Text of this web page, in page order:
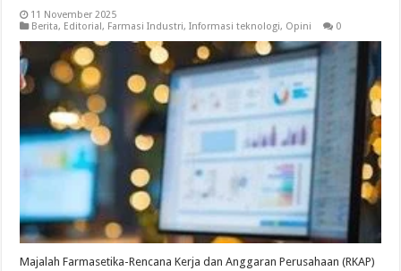
11 November 2025
Berita, Editorial, Farmasi Industri,Informasi teknologi, Opini 0
Majalah Farmasetika-Rencana Kerja dan Anggaran Perusahaan (RKAP)